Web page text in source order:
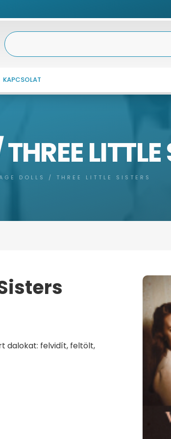
KAPCSOLAT
LITTLE
DOLLS / THREE LITTLE SISTERS
dalokat: felvidít, feltölt,